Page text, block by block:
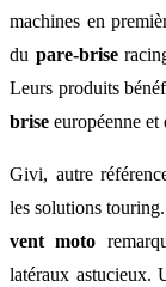
machines en
du pare-brise
Leurs produits
brise européenne
Givi, autre
les solutions
vent moto
latéraux astucieux.